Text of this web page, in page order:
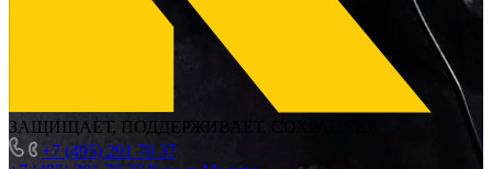
ЗАЩИЩАЕТ, ПОДДЕРЖИВАЕТ, СОХРАНЯЕТ
+7 (495) 291 70 37